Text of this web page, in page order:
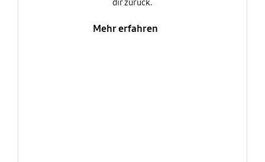
dir zurück.
Mehr erfahren